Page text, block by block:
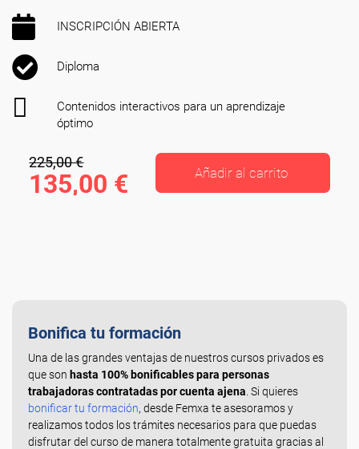
INSCRIPCIÓN ABIERTA
Diploma
Contenidos interactivos para un aprendizaje
óptimo
225,00 €
135,00 € Añadir al carrito
Bonifica tu formación
Una de las grandes ventajas de nuestros cursos privados es
que son hasta 100% bonificables para personas
trabajadoras contratadas por cuenta ajena . Si quieres
bonificar tu formación, desde Femxa te asesoramos y
realizamos todos los trámites necesarios para que puedas
disfrutar del curso de manera totalmente gratuita gracias al